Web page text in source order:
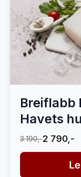
Breiflabb
Havets
3 190,-2 790,-